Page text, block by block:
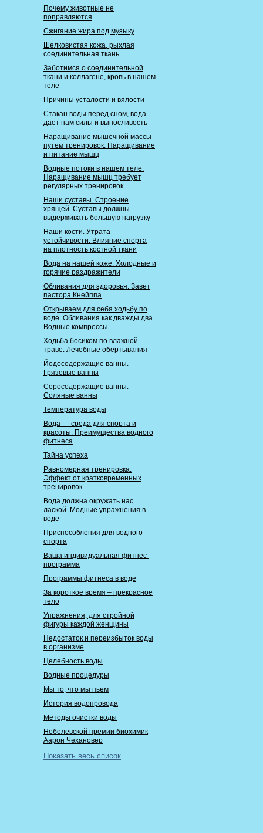
Почему животные не
поправляются
Сжигание жира под музыку
Шелковистая кожа, рыхлая
соединительная ткань
Заботимся о соединительной
ткани и коллагене, кровь в нашем
теле
Причины усталости и вялости
Стакан воды перед сном, вода
дает нам силы и выносливость
Наращивание мышечной массы
путем тренировок. Наращивание
и питание мышц
Водные потоки в нашем теле.
Наращивание мышц требует
регулярных тренировок
Наши суставы. Строение
хрящей. Суставы должны
выдерживать большую нагрузку
Наши кости. Утрата
устойчивости. Влияние спорта
на плотность костной ткани
Вода на нашей коже. Холодные и
горячие раздражители
Обливания для здоровья. Завет
пастора Кнейппа
Открываем для себя ходьбу по
воде. Обливания как дважды два.
Водные компрессы
Ходьба босиком по влажной
траве. Лечебные обертывания
Йодосодержащие ванны.
Грязевые ванны
Серосодержащие ванны.
Соляные ванны
Температура воды
Вода — среда для спорта и
красоты. Преимущества водного
фитнеса
Тайна успеха
Равномерная тренировка.
Эффект от кратковременных
тренировок
Вода должна окружать нас
лаской. Модные упражнения в
воде
Приспособления для водного
спорта
Ваша индивидуальная фитнес-
программа
Программы фитнеса в воде
За короткое время – прекрасное
тело
Упражнения, для стройной
фигуры каждой женщины
Недостаток и переизбыток воды
в организме
Целебность воды
Водные процедуры
Мы то, что мы пьем
История водопровода
Методы очистки воды
Нобелевской премии биохимик
Аарон Чехановер
Показать весь список